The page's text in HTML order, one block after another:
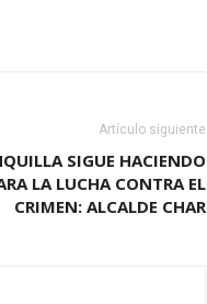
Artículo siguiente
SIGUE HACIENDO
LA LUCHA CONTRA EL
CRIMEN: ALCALDE CHAR